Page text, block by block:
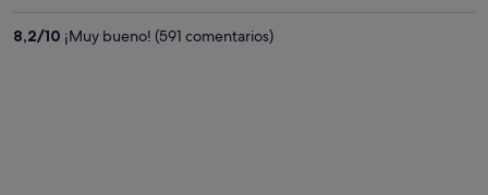
8,2/10 ¡Muy bueno! (591 comentarios)